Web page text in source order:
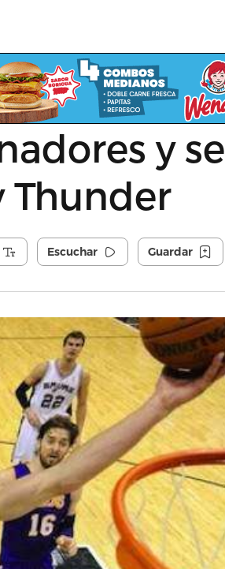
y se
Thunder
Escuchar Guardar